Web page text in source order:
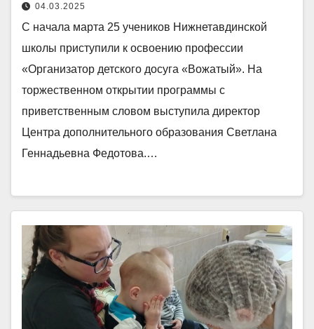
04.03.2025
С начала марта 25 учеников Нижнетавдинской
школы приступили к освоению профессии
«Организатор детского досуга «Вожатый». На
торжественном открытии программы с
приветственным словом выступила директор
Центра дополнительного образования Светлана
Геннадьевна Федотова.…